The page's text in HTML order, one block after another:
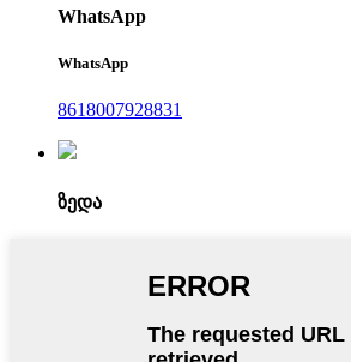
WhatsApp
WhatsApp
8618007928831
ზედა